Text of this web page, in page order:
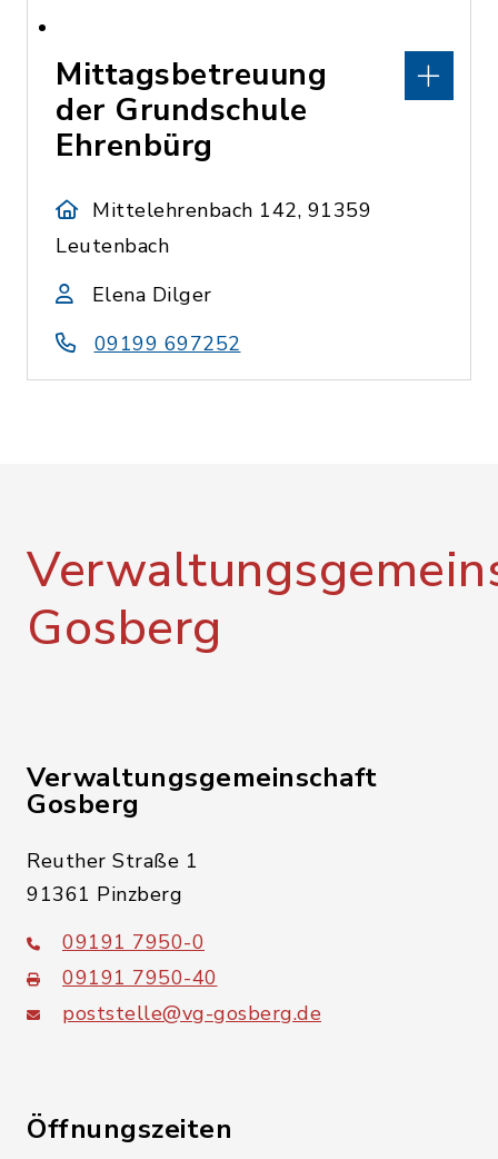
Mittagsbetreuung
der Grundschule
Ehrenbürg
Mittelehrenbach 142, 91359
Leutenbach
Elena Dilger
09199 697252
Gosberg
Verwaltungsgemeinschaft
Gosberg
Reuther Straße 1
91361 Pinzberg
09191 7950-0
09191 7950-40
poststelle@vg-gosberg.de
Öffnungszeiten